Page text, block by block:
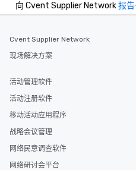
向 Cvent Supplier Network报告
Cvent Supplier Network
现场解决方案
活动管理软件
活动注册软件
移动活动应用程序
战略会议管理
网络民意调查软件
网络研讨会平台